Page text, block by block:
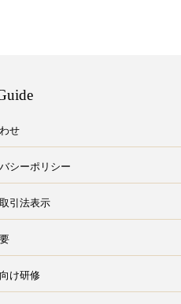
せ
シーポリシー
引法表示
け研修